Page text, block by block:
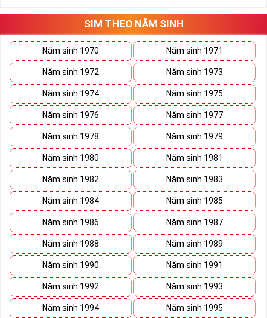
SIM THEO NĂM SINH
Năm sinh 1970 Năm sinh 1971
Năm sinh 1972 Năm sinh 1973
Năm sinh 1974 Năm sinh 1975
Năm sinh 1976 Năm sinh 1977
Năm sinh 1978 Năm sinh 1979
Năm sinh 1980 Năm sinh 1981
Năm sinh 1982 Năm sinh 1983
Năm sinh 1984 Năm sinh 1985
Năm sinh 1986 Năm sinh 1987
Năm sinh 1988 Năm sinh 1989
Năm sinh 1990 Năm sinh 1991
Năm sinh 1992 Năm sinh 1993
Năm sinh 1994 Năm sinh 1995